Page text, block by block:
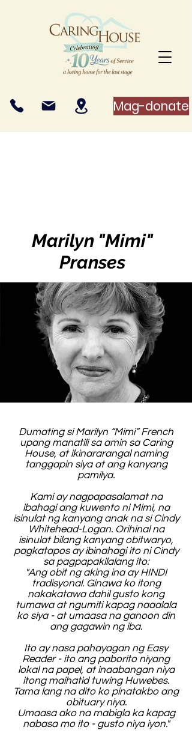
Mag-donate
Marilyn "Mimi"
Pranses
Dumating si Marilyn “Mimi” French
upang manatili sa amin sa Caring
House, at ikinararangal naming
tanggapin siya at ang kanyang
pamilya.
Kami ay nagpapasalamat na
ibahagi ang kuwento ni Mimi, na
isinulat ng kanyang anak na si Cindy
Whitehead-Logan. Orihinal na
isinulat bilang kanyang obitwaryo,
pagkatapos ay ibinahagi ito ni Cindy
sa pagpapakilalang ito:
"Ang obit ng aking ina ay HINDI
tradisyonal. Ginawa ko itong
nakakatawa dahil gusto kong
tumawa at ngumiti kapag naaalala
ko siya - at umaasa na ganoon din
ang gagawin ng iba.
Ito ay nasa pahayagan ng Easy
Reader - ito ang paborito niyang
lokal na papel, at inaabangan niya
itong maihatid tuwing Huwebes.
Tama lang na dito ko pinatakbo ang
obituary niya.
Umaasa ako na mabigla ka kapag
nabasa mo ito - gusto niya iyon."